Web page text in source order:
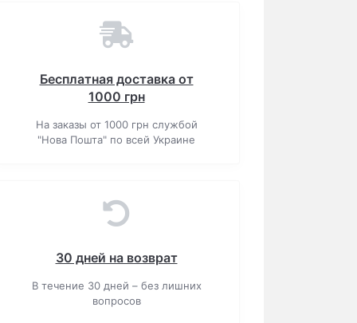
Бесплатная доставка от
1000 грн
На заказы от 1000 грн службой
"Нова Пошта" по всей Украине
30 дней на возврат
В течение 30 дней – без лишних
вопросов